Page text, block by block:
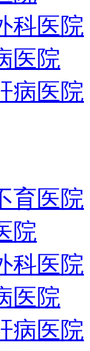
科医院
医院
病医院
育医院
院
科医院
医院
病医院